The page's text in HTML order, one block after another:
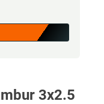
3x2.5